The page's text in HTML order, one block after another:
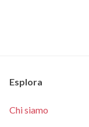
Esplora
Chi siamo